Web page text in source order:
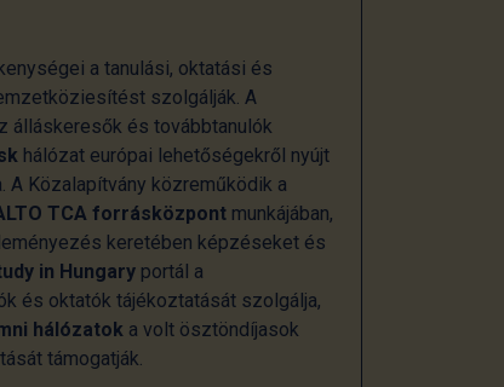
a tanulási, oktatási és
szolgálják. A
álláskeresők és továbbtanulók
hálózat európai lehetőségekről nyújt
A Közalapítvány közreműködik a
TCA forrásközpont munkájában,
keretében képzéseket és
in Hungary portál a
és oktatók tájékoztatását szolgálja,
hálózatok a volt ösztöndíjasok
támogatják.